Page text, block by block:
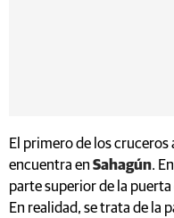
El primero de los cruceros
encuentra en Sahagún.
parte superior de la
En realidad, se trata de la